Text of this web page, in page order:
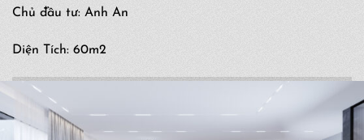
Chủ đầu tư: Anh An
Diện Tích: 60m2